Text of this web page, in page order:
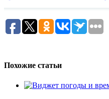
Похожие статьи